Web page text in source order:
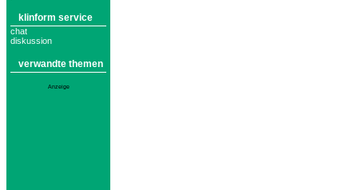
klinform service
chat
diskussion
verwandte themen
Anzeige